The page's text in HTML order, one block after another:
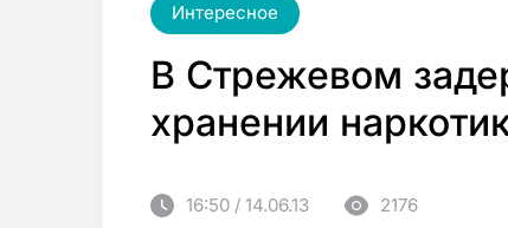
Интересное
В Стрежевом
хранении
16:50 / 14.06.13 2176